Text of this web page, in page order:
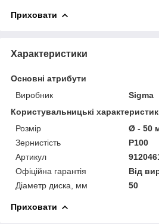
Приховати
Характеристики
Основні атрибути
Виробник
Sigma
Користувальницькі
Розмір
Ø - 50
Зернистість
P100
Артикул
Офіційна гарантія
Від
Діаметр диска, мм
50
Приховати